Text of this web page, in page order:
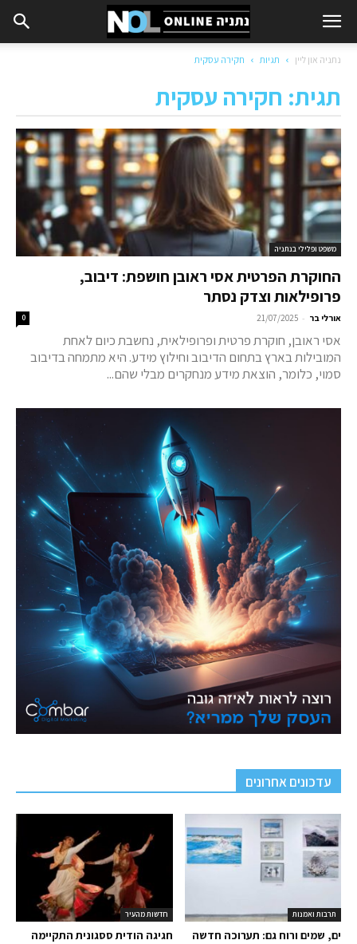
נתניה און ליין תגיות חקירה עסקית
תגית: חקירה עסקית
משפט ופלילי בנתניה
החוקרת הפרטית אסי ראובן חושפת: דיבוב,
פרופילאות וצדק נסתר
אורלי בר -
21/07/2025
0
אסי ראובן, חוקרת פרטית ופרופילאית, נחשבת כיום לאחת
המובילות בארץ בתחום הדיבוב וחילוץ מידע. היא מתמחה בדיבוב
סמוי, כלומר, הוצאת מידע מנחקרים מבלי שהם...
עדכונים אחרונים
חדשות מהעיר
חגיגה הודית ססגונית התקיימה
תרבות ואמנות
ים, שמים ורוח גם: תערוכה חדשה